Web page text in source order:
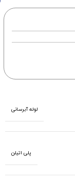
لوله آبرسانی
پلی اتیلن